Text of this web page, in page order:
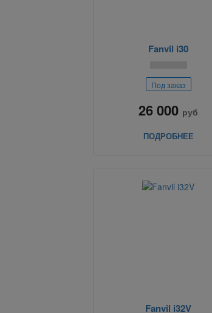
Fanvil i30
Под заказ
26 000 руб
ПОДРОБНЕЕ
Fanvil i32V